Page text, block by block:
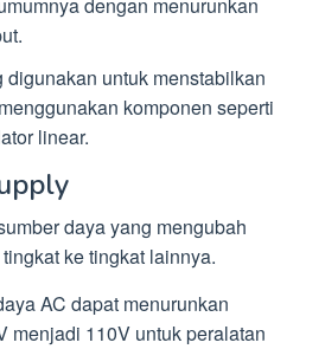
untuk menstabilkan
komponen seperti
linear.
daya yang mengubah
ke tingkat lainnya.
AC dapat menurunkan
menjadi 110V untuk peralatan